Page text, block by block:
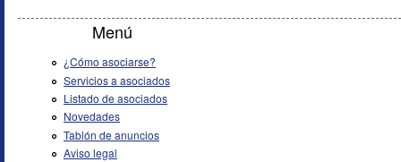
Menú
¿Cómo asociarse?
Servicios a asociados
Listado de asociados
Novedades
Tablón de anuncios
Aviso legal